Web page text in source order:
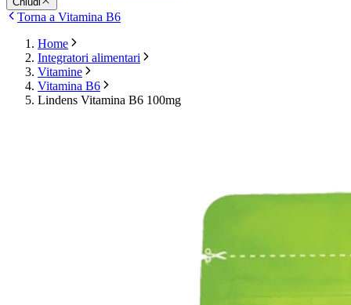
Torna a Vitamina B6
Home
Integratori alimentari
Vitamine
Vitamina B6
Lindens Vitamina B6 100mg